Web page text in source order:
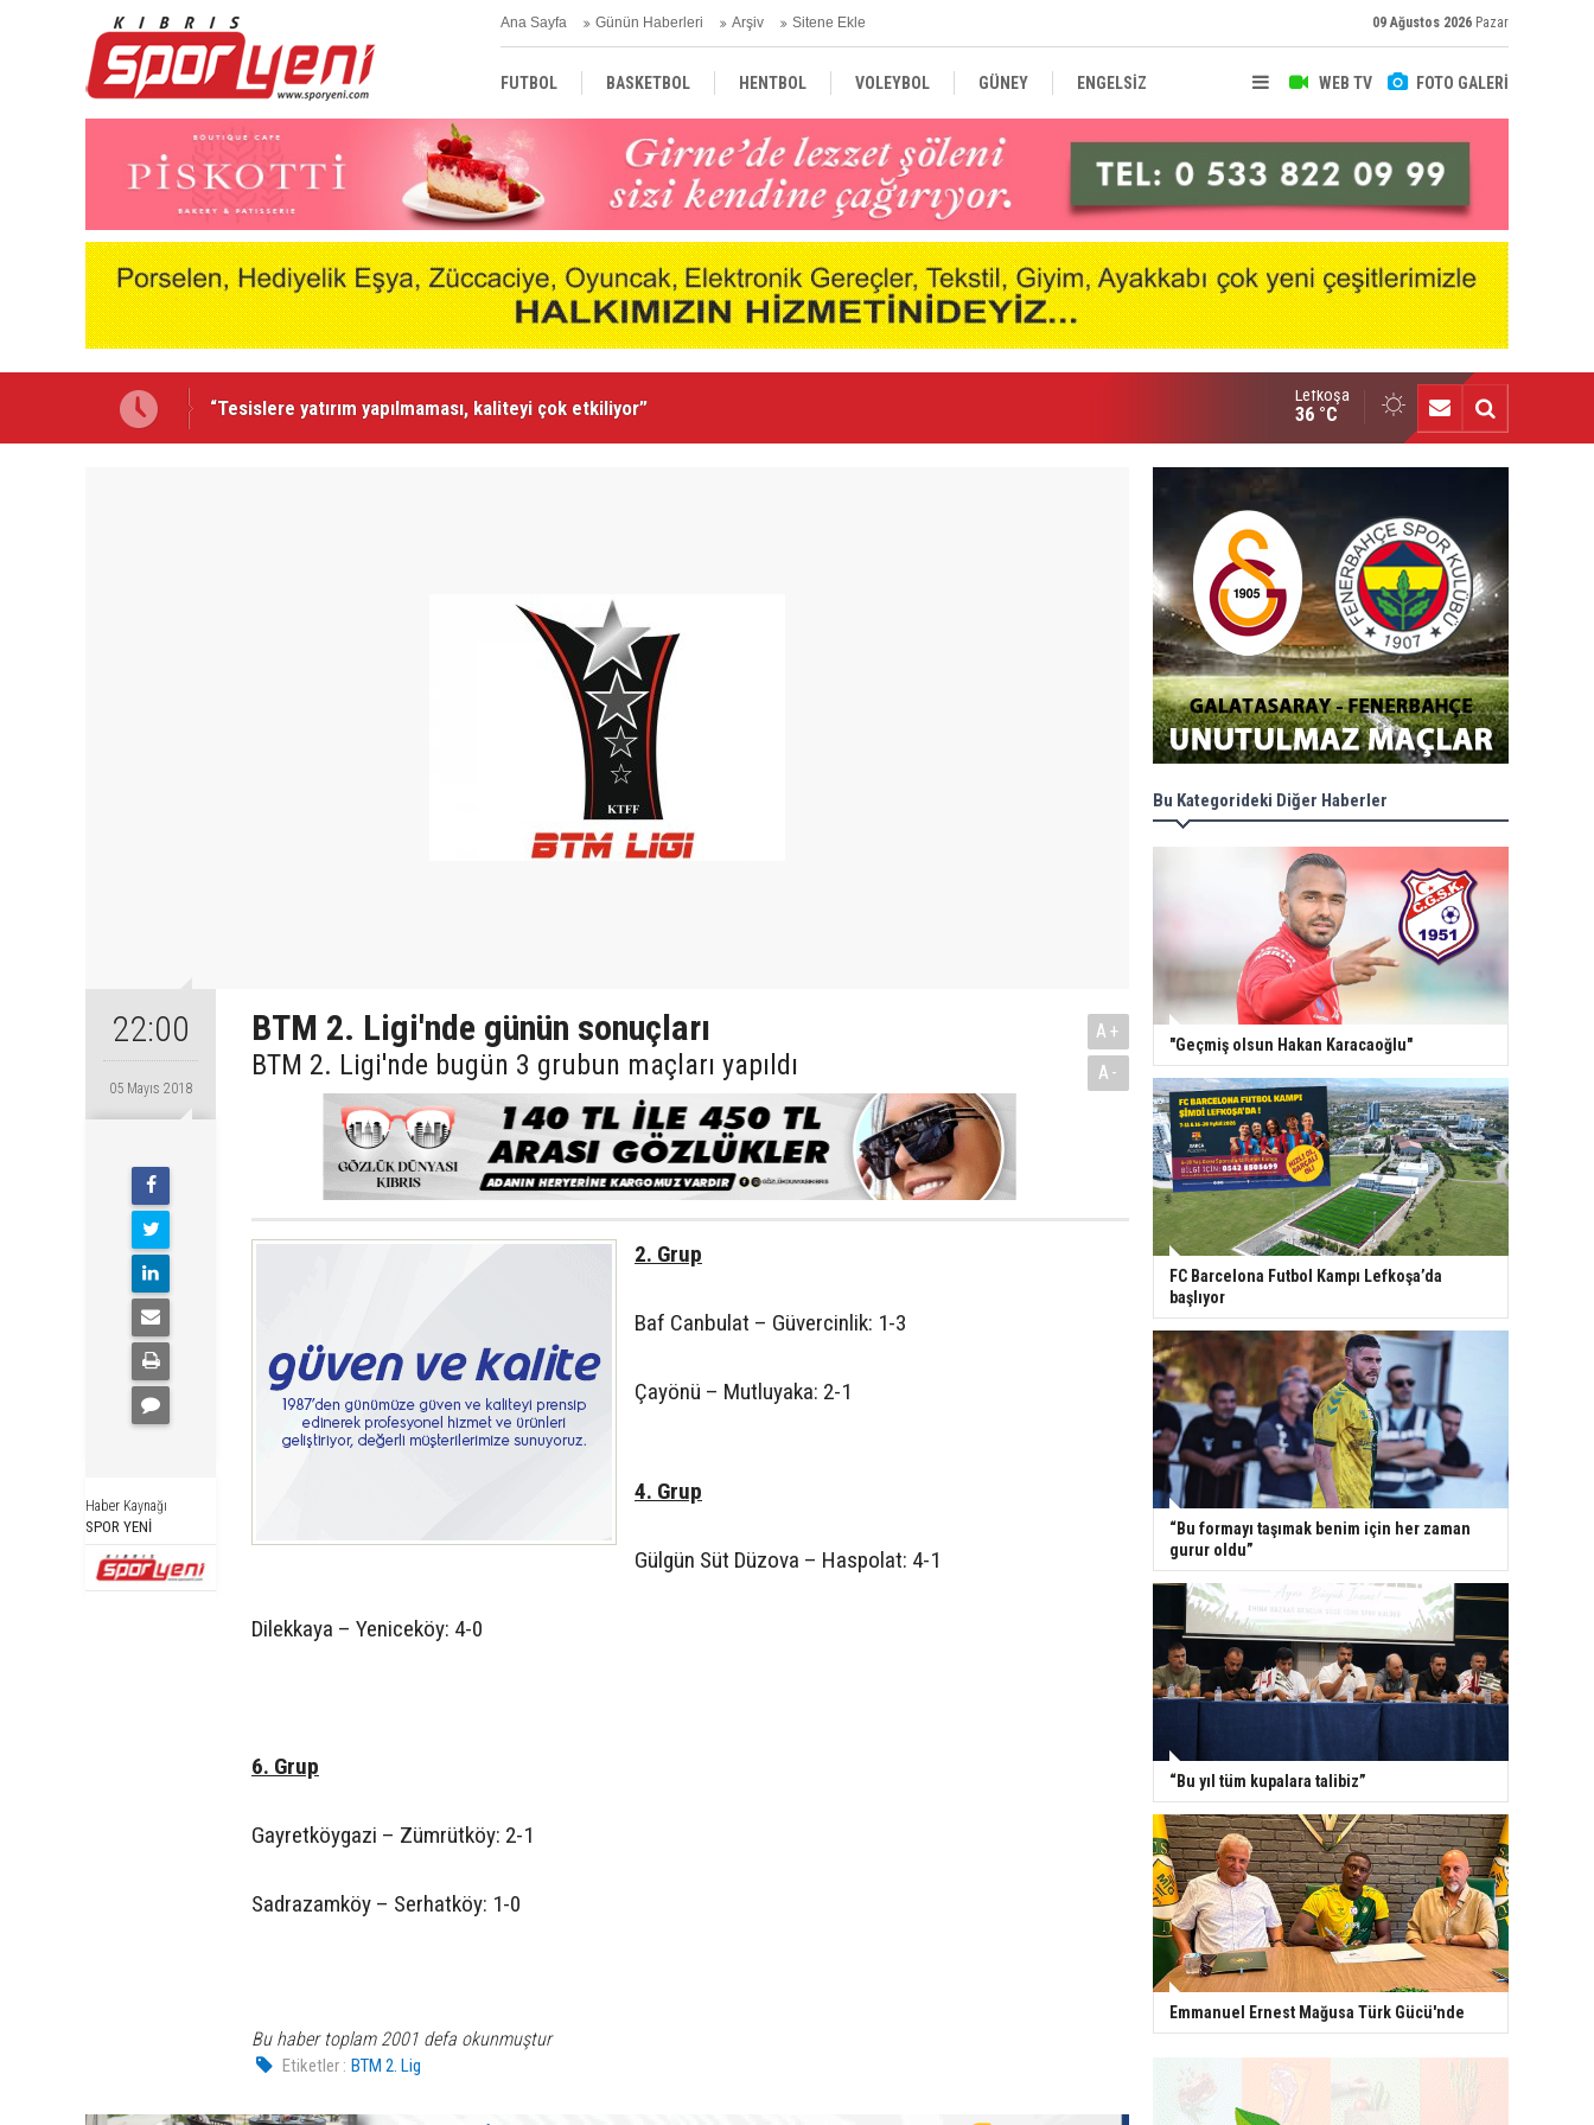
Ana Sayfa Günün Haberleri Arşiv Sitene Ekle 09 Ağustos 2026 Pazar
WEB TV FOTO GALERİ
FUTBOL BASKETBOL HENTBOL VOLEYBOL GÜNEY ENGELSİZ
TÜRKİYE AVRUPA DÜNYA
"Geçmiş olsun Hakan Karacaoğlu"
Lefkoşa
36 °C
22:00
05 Mayıs 2018
Haber Kaynağı
SPOR YENİ
BTM 2. Ligi'nde günün sonuçları
BTM 2. Ligi'nde bugün 3 grubun maçları yapıldı
A+
A-
2. Grup
Baf Canbulat – Güvercinlik: 1-3
Çayönü – Mutluyaka: 2-1
4. Grup
Gülgün Süt Düzova – Haspolat: 4-1
Dilekkaya – Yeniceköy: 4-0
6. Grup
Gayretköygazi – Zümrütköy: 2-1
Sadrazamköy – Serhatköy: 1-0
Bu haber toplam 2001 defa okunmuştur
Etiketler : BTM 2. Lig
Bu Kategorideki Diğer Haberler
"Geçmiş olsun Hakan Karacaoğlu"
FC Barcelona Futbol Kampı Lefkoşa’da
başlıyor
“Bu formayı taşımak benim için her zaman
gurur oldu”
“Bu yıl tüm kupalara talibiz”
Emmanuel Ernest Mağusa Türk Gücü'nde